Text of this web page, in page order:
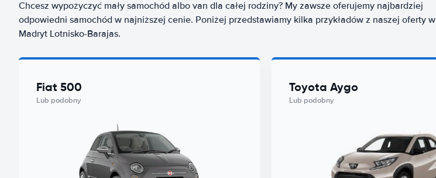
Chcesz wypożyczyć mały samochód albo van dla całej rodziny? My zawsze oferujemy najbardziej
odpowiedni samochód w najniższej cenie. Poniżej przedstawiamy kilka przykładów z naszej oferty w
Madryt Lotnisko-Barajas.
Fiat 500
Lub podobny
Toyota Aygo
Lub podobny